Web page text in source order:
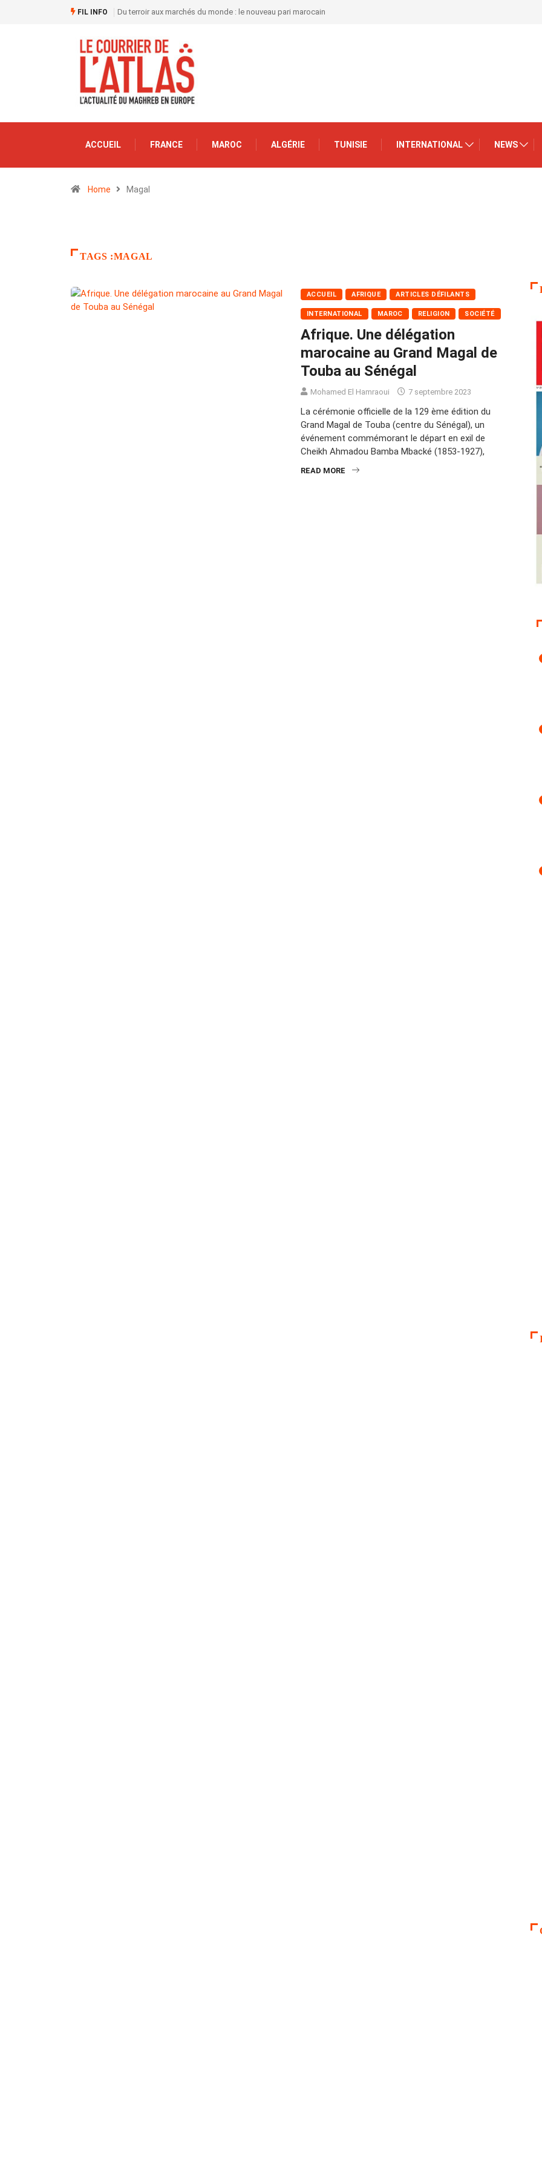
FIL INFO Du terroir aux marchés du monde : le nouveau pari marocain
ACCUEIL FRANCE MAROC ALGÉRIE TUNISIE INTERNATIONAL NEWS
Home Magal
TAGS :MAGAL
ACCUEIL AFRIQUE ARTICLES DÉFILANTS
INTERNATIONAL MAROC RELIGION SOCIÉTÉ
Afrique. Une délégation
marocaine au Grand Magal de
Touba au Sénégal
Mohamed El Hamraoui 7 septembre 2023
La cérémonie officielle de la 129 ème édition du
Grand Magal de Touba (centre du Sénégal), un
événement commémorant le départ en exil de
Cheikh Ahmadou Bamba Mbacké (1853-1927),
READ MORE